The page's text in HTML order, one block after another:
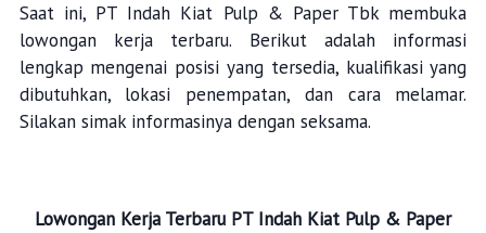
Saat ini, PT Indah Kiat Pulp & Paper Tbk membuka
lowongan kerja terbaru. Berikut adalah informasi
lengkap mengenai posisi yang tersedia, kualifikasi yang
dibutuhkan, lokasi penempatan, dan cara melamar.
Silakan simak informasinya dengan seksama.
Lowongan Kerja Terbaru PT Indah Kiat Pulp & Paper